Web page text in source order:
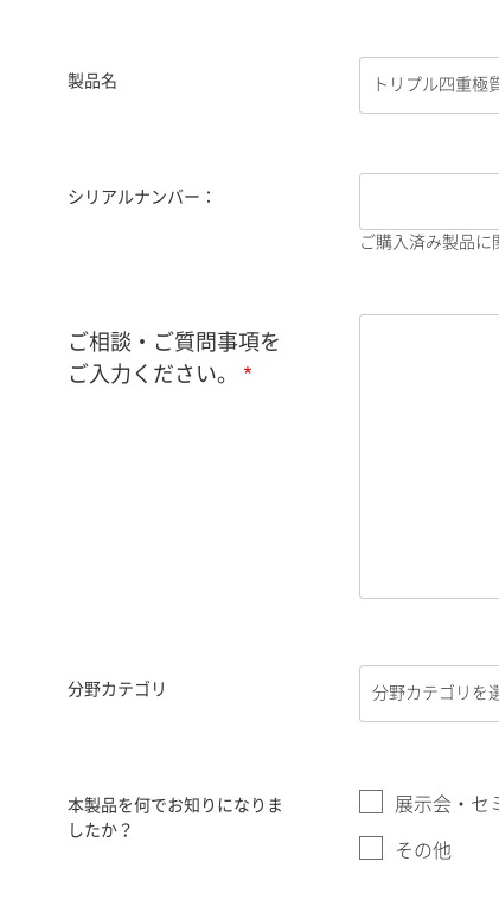
製品名
シリアルナンバー：
ご購入済み製品に
ご相談・ご質問事項を
ご入力ください。
分野カテゴリ
本製品を何でお知りになりま
したか？
展示会・セ
その他